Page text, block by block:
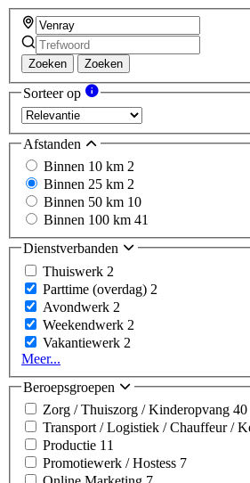
Zoeken Zoeken
Sorteer op
Afstanden
Binnen 10 km 2
Binnen 25 km 2
Binnen 50 km 10
Binnen 100 km 41
Dienstverbanden
Thuiswerk 2
Parttime (overdag) 2
Avondwerk 2
Weekendwerk 2
Vakantiewerk 2
Meer...
Beroepsgroepen
Zorg / Thuiszorg / Kinderopvang 40
Transport / Logistiek / Chauffeur /
Productie 11
Promotiewerk / Hostess 7